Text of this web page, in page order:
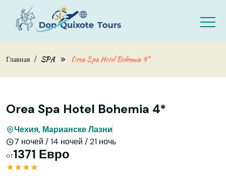
Skip to main content
Главная SPA Orea Spa Hotel Bohemia 4*
Orea Spa Hotel Bohemia 4*
Чехия, Марианске Лазни
7 ночей / 14 ночей / 21 ночь
от1371 Евро